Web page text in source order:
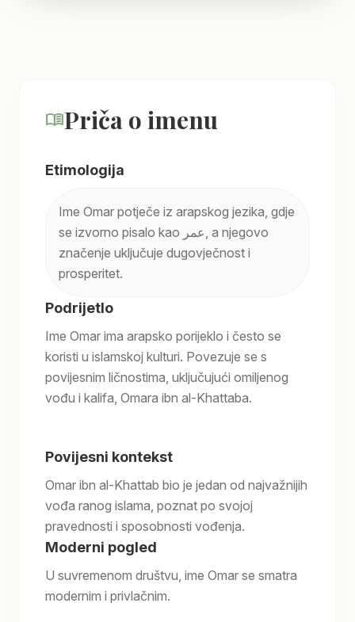
menu_bookPriča o imenu
Etimologija
Ime Omar potječe iz arapskog jezika, gdje
se izvorno pisalo kao عمر, a njegovo
značenje uključuje dugovječnost i
prosperitet.
Podrijetlo
Ime Omar ima arapsko porijeklo i često se
koristi u islamskoj kulturi. Povezuje se s
povijesnim ličnostima, uključujući omiljenog
vođu i kalifa, Omara ibn al-Khattaba.
Povijesni kontekst
Omar ibn al-Khattab bio je jedan od najvažnijih
vođa ranog islama, poznat po svojoj
pravednosti i sposobnosti vođenja.
Moderni pogled
U suvremenom društvu, ime Omar se smatra
modernim i privlačnim.